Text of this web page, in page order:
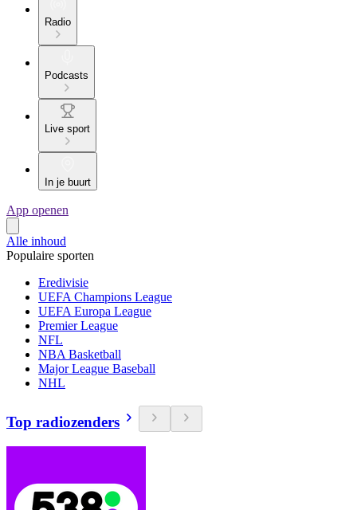
Radio
Podcasts
Live sport
In je buurt
App openen
Alle inhoud
Populaire sporten
Eredivisie
UEFA Champions League
UEFA Europa League
Premier League
NFL
NBA Basketball
Major League Baseball
NHL
Top radiozenders